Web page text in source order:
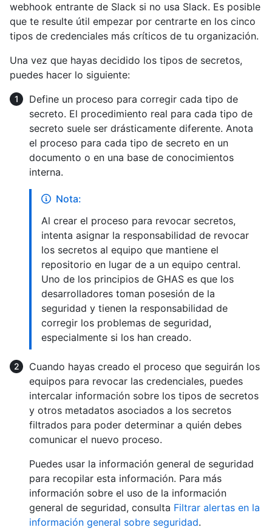
webhook entrante de Slack si no usa Slack. Es posible
que te resulte útil empezar por centrarte en los cinco
tipos de credenciales más críticos de tu organización.
Una vez que hayas decidido los tipos de secretos,
puedes hacer lo siguiente:
Define un proceso para corregir cada tipo de
secreto. El procedimiento real para cada tipo de
secreto suele ser drásticamente diferente. Anota
el proceso para cada tipo de secreto en un
documento o en una base de conocimientos
interna.
Nota:
Al crear el proceso para revocar secretos,
intenta asignar la responsabilidad de revocar
los secretos al equipo que mantiene el
repositorio en lugar de a un equipo central.
Uno de los principios de GHAS es que los
desarrolladores toman posesión de la
seguridad y tienen la responsabilidad de
corregir los problemas de seguridad,
especialmente si los han creado.
Cuando hayas creado el proceso que seguirán los
equipos para revocar las credenciales, puedes
intercalar información sobre los tipos de secretos
y otros metadatos asociados a los secretos
filtrados para poder determinar a quién debes
comunicar el nuevo proceso.
Puedes usar la información general de seguridad
para recopilar esta información. Para más
información sobre el uso de la información
general de seguridad, consulta Filtrar alertas en la
información general sobre seguridad.